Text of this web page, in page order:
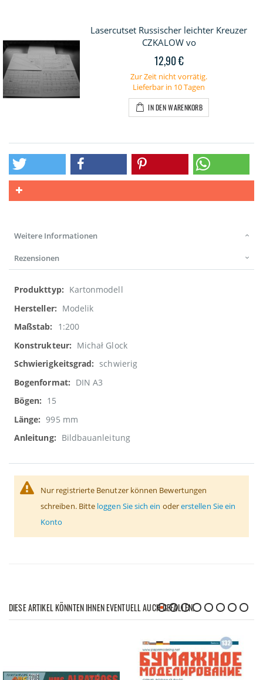
Lasercutset Russischer leichter Kreuzer
CZKALOW vo
12,90 €
Zur Zeit nicht vorrätig.
Lieferbar in 10 Tagen
IN DEN WARENKORB
Weitere Informationen
Rezensionen
Weitere
Informationen
Kartonmodell
Modelik
1:200
Michał Glock
schwierig
DIN A3
15
995 mm
Bildbauanleitung
Nur registrierte Benutzer können Bewertungen
schreiben. Bitte loggen Sie sich ein odererstellen Sie ein
Konto
DIESE ARTIKEL KÖNNTEN IHNEN EVENTUELL AUCH GEFALLEN!